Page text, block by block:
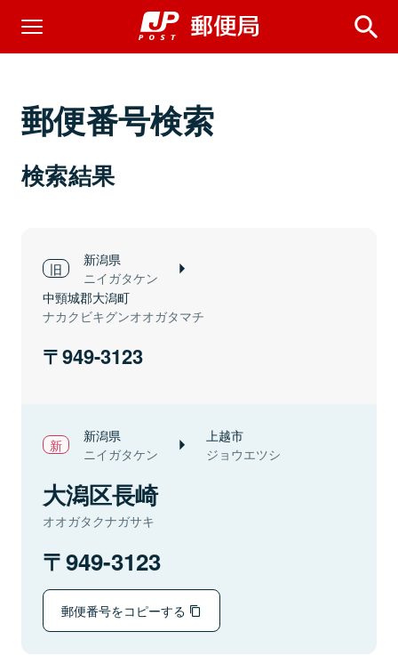
郵便番号検索
検索結果
新潟県
ニイガタケン
中頸城郡大潟町
ナカクビキグンオオガタマチ
949-3123
新潟県
ニイガタケン
上越市
ジョウエツシ
大潟区長崎
オオガタクナガサキ
949-3123
郵便番号をコピーする